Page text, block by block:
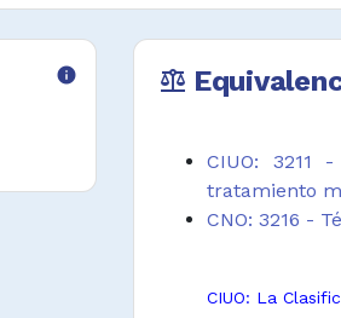
info balance
CIUO: 3211
tratamiento
CNO: 3216 -
CIUO: La